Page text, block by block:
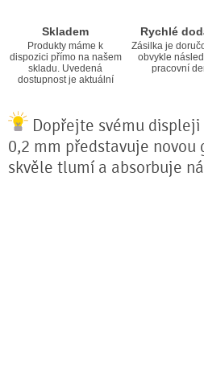
Skladem
Produkty máme k
dispozici přímo na našem
skladu. Uvedená
dostupnost je aktuální
Rychlé
Zásilka je
obvykle
pracovní
Dopřejte svému
0,2 mm představuje
skvěle tlumí a absorbuje